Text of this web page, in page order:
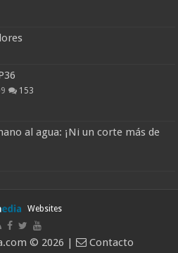
153
al agua: ¡Ni un corte más de
Websites
© 2026 | Contacto